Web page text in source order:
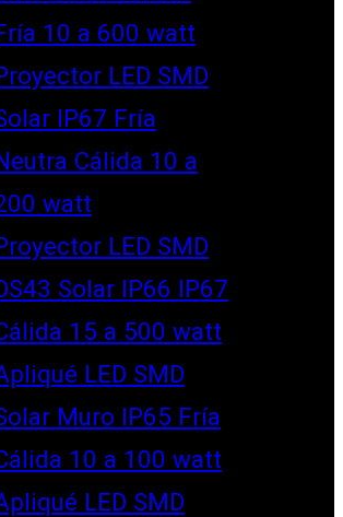
10 a 600 watt
LED SMD
IP67 Fría
Cálida 10 a
watt
LED SMD
Solar IP66 IP67
15 a 500 watt
LED SMD
Muro IP65 Fría
10 a 100 watt
LED SMD